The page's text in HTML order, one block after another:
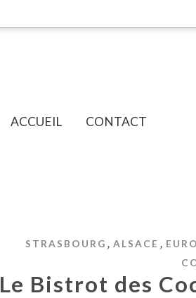
ACCUEIL CONTACT
STRASBOURG , ALSACE ,
Le Bistrot des